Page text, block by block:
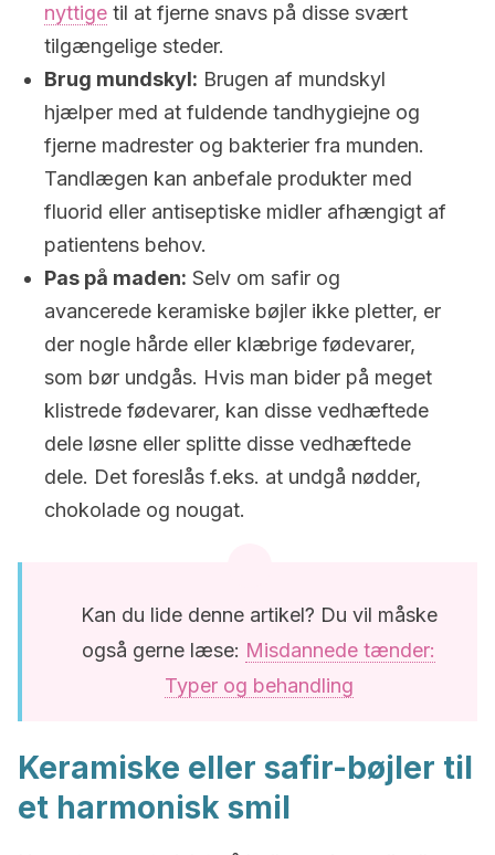
nyttige til at fjerne snavs på disse svært
tilgængelige steder.
Brug mundskyl: Brugen af mundskyl
hjælper med at fuldende tandhygiejne og
fjerne madrester og bakterier fra munden.
Tandlægen kan anbefale produkter med
fluorid eller antiseptiske midler afhængigt af
patientens behov.
Pas på maden: Selv om safir og
avancerede keramiske bøjler ikke pletter, er
der nogle hårde eller klæbrige fødevarer,
som bør undgås. Hvis man bider på meget
klistrede fødevarer, kan disse vedhæftede
dele løsne eller splitte disse vedhæftede
dele. Det foreslås f.eks. at undgå nødder,
chokolade og nougat.
Kan du lide denne artikel? Du vil måske
også gerne læse: Misdannede tænder:
Typer og behandling
Keramiske eller safir-bøjler til
et harmonisk smil